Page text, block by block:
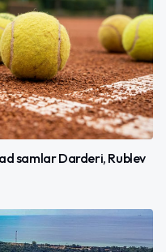
samlar Darderi, Rublev